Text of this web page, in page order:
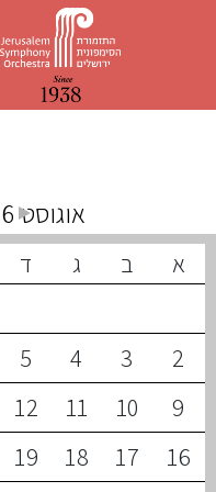
אוגוסט 2026
א ב ג ד
2
3
4
5
9
10
11
12
16
17
18
19